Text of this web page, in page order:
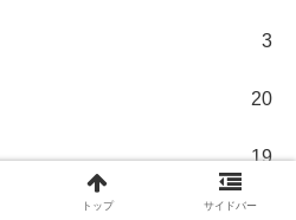
3
20
19
トップ サイドバー